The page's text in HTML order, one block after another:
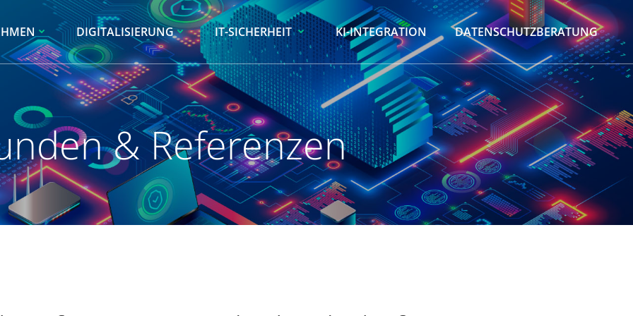
DIGITALISIERUNG IT-SICHERHEIT KI-INTEGRATION DATENSCHUTZBERATUNG
& Referenzen